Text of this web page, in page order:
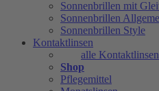
Sonnenbrillen mit
Sonnenbrillen
Sonnenbrillen Style
Kontaktlinsen
alle Kontaktlinsen
Shop
Pflegemittel